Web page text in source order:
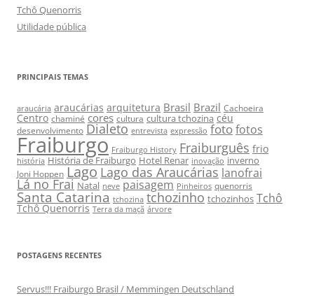
Tchô Quenorris
Utilidade pública
PRINCIPAIS TEMAS
araucária araucárias arquitetura Brasil Brazil Cachoeira
Centro chaminé cores cultura cultura tchozina céu
desenvolvimento Dialeto entrevista expressão fotofotos
Fraiburgo Fraiburgo History Fraiburguês frio
história História de Fraiburgo Hotel Renar inovação inverno
Joni Hoppen Lago Lago das Araucárias lanofrai
Lá no Frai Natal neve paisagem Pinheiros quenorris
Santa Catarina tchozina tchozinho tchozinhos Tchô
Tchô Quenorris Terra da maçã árvore
POSTAGENS RECENTES
Servus!!! Fraiburgo Brasil / Memmingen Deutschland